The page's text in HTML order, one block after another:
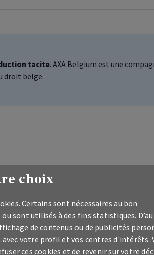
tacite. AXA Belgium est une
droit belge.
avec ces assurances
choix
Certains sont nécessaires au bon
sont utilisés à des fins statistiques.
de contenus ou de publicités
votre profil et vos centres d'intérêts.
ces cookies et de revenir sur votre